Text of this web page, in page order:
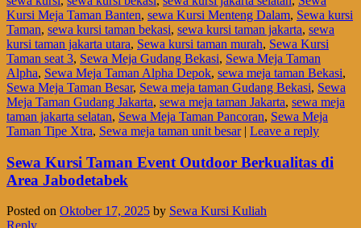
Kursi Meja Taman Banten, sewa Kursi Menteng Dalam, Sewa kursi
Taman, sewa kursi taman bekasi, sewa kursi taman jakarta, sewa
kursi taman jakarta utara, Sewa kursi taman murah, Sewa Kursi
Taman seat 3, Sewa Meja Gudang Bekasi, Sewa Meja Taman
Alpha, Sewa Meja Taman Alpha Depok, sewa meja taman Bekasi,
Sewa Meja Taman Besar, Sewa meja taman Gudang Bekasi, Sewa
Meja Taman Gudang Jakarta, sewa meja taman Jakarta, sewa meja
taman jakarta selatan, Sewa Meja Taman Pancoran, Sewa Meja
Taman Tipe Xtra, Sewa meja taman unit besar | Leave a reply
Sewa Kursi Taman Event Outdoor Berkualitas di
Area Jabodetabek
Posted on Oktober 17, 2025 by Sewa Kursi Kuliah